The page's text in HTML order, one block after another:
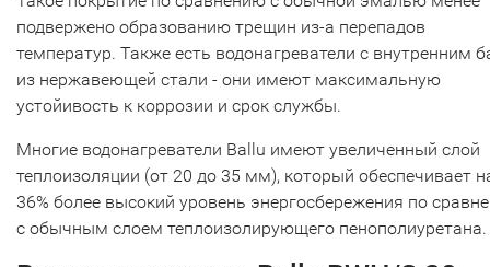
подвержено образованию трещин из-а перепадов
температур. Также есть водонагреватели с внутренним
из нержавеющей стали - они имеют максимальную
устойивость к коррозии и срок службы.
Многие водонагреватели Ballu имеют увеличенный слой
теплоизоляции (от 20 до 35 мм), который обеспечивает
36% более высокий уровень энергосбережения по
с обычным слоем теплоизолирующего пенополиуретана.